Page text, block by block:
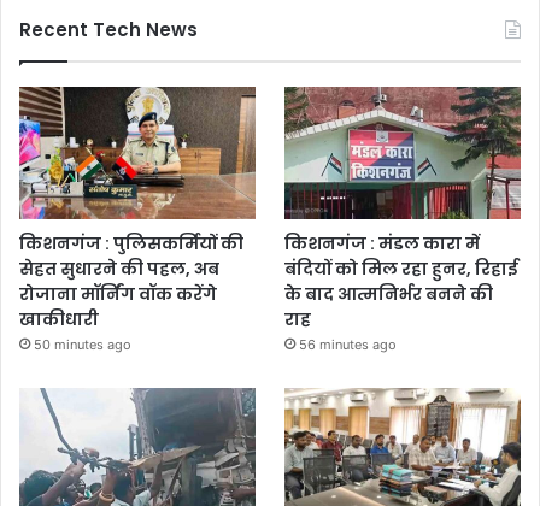
Recent Tech News
किशनगंज : पुलिसकर्मियों की
सेहत सुधारने की पहल, अब
रोजाना मॉर्निंग वॉक करेंगे
खाकीधारी
50 minutes ago
किशनगंज : मंडल कारा में
बंदियों को मिल रहा हुनर, रिहाई
के बाद आत्मनिर्भर बनने की
राह
56 minutes ago